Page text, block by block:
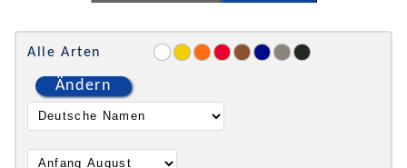
Alle Arten
Ändern